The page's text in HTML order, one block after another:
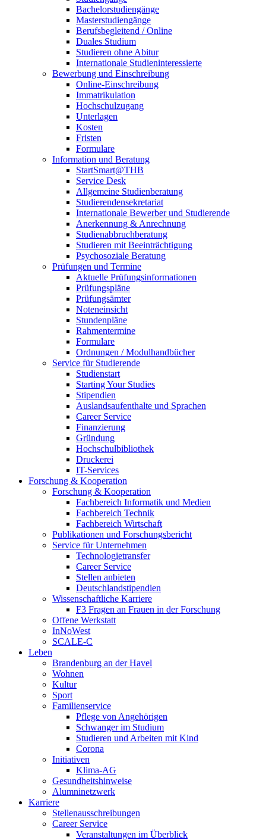
Bachelorstudiengänge
Masterstudiengänge
Berufsbegleitend / Online
Duales Studium
Studieren ohne Abitur
Internationale Studieninteressierte
Bewerbung und Einschreibung
Online-Einschreibung
Immatrikulation
Hochschulzugang
Unterlagen
Kosten
Fristen
Formulare
Information und Beratung
StartSmart@THB
Service Desk
Allgemeine Studienberatung
Studierendensekretariat
Internationale Bewerber und Studierende
Anerkennung & Anrechnung
Studienabbruchberatung
Studieren mit Beeinträchtigung
Psychosoziale Beratung
Prüfungen und Termine
Aktuelle Prüfungsinformationen
Prüfungspläne
Prüfungsämter
Noteneinsicht
Stundenpläne
Rahmentermine
Formulare
Ordnungen / Modulhandbücher
Service für Studierende
Studienstart
Starting Your Studies
Stipendien
Auslandsaufenthalte und Sprachen
Career Service
Finanzierung
Gründung
Hochschulbibliothek
Druckerei
IT-Services
Forschung & Kooperation
Forschung & Kooperation
Fachbereich Informatik und Medien
Fachbereich Technik
Fachbereich Wirtschaft
Publikationen und Forschungsbericht
Service für Unternehmen
Technologietransfer
Career Service
Stellen anbieten
Deutschlandstipendien
Wissenschaftliche Karriere
F3 Fragen an Frauen in der Forschung
Offene Werkstatt
InNoWest
SCALE-C
Leben
Brandenburg an der Havel
Wohnen
Kultur
Sport
Familienservice
Pflege von Angehörigen
Schwanger im Studium
Studieren und Arbeiten mit Kind
Corona
Initiativen
Klima-AG
Gesundheitshinweise
Alumninetzwerk
Karriere
Stellenausschreibungen
Career Service
Veranstaltungen im Überblick